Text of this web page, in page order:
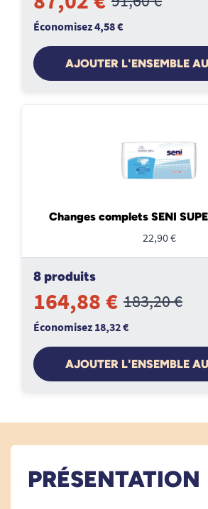
Économisez 4,58 €
AJOUTER L'ENSEMBLE
Changes complets SENI
22,90 €
8 produits
164,88 € 183,20 €
Économisez 18,32 €
AJOUTER L'ENSEMBLE
PRÉSENTATION